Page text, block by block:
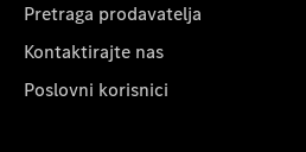
Pretraga prodavatelja
Kontaktirajte nas
Poslovni korisnici